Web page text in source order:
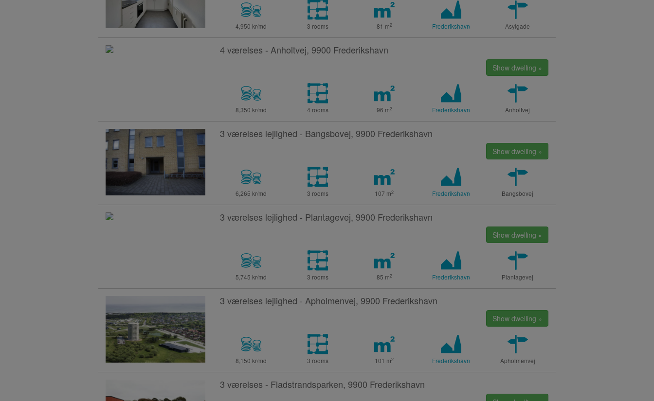
4,950 kr/md 3 rooms 81 m2 Frederikshavn Asylgade
4 værelses - Anholtvej, 9900 Frederikshavn
Show dwelling »
8,350 kr/md 4 rooms 96 m2 Frederikshavn Anholtvej
3 værelses lejlighed - Bangsbovej, 9900 Frederikshavn
Show dwelling »
6,265 kr/md 3 rooms 107 m2 Frederikshavn Bangsbovej
3 værelses lejlighed - Plantagevej, 9900 Frederikshavn
Show dwelling »
5,745 kr/md 3 rooms 85 m2 Frederikshavn Plantagevej
3 værelses lejlighed - Apholmenvej, 9900 Frederikshavn
Show dwelling »
8,150 kr/md 3 rooms 101 m2 Frederikshavn Apholmenvej
3 værelses - Fladstrandsparken, 9900 Frederikshavn